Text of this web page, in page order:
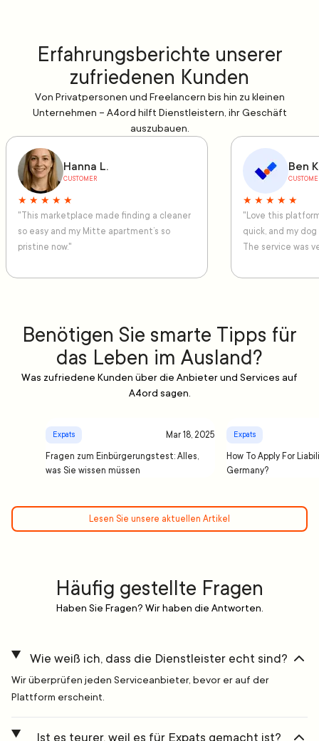
Erfahrungsberichte unserer
zufriedenen Kunden
Von Privatpersonen und Freelancern bis hin zu kleinen
Unternehmen – A4ord hilft Dienstleistern, ihr Geschäft
auszubauen.
Hanna L.
CUSTOMER
★ ★ ★ ★ ★
"This marketplace made finding a cleaner
so easy and my Mitte apartment’s so
pristine now."
Ben
★ ★ ★ ★ ★
"Love this
quick, and my
The service was
Benötigen Sie smarte Tipps für
das Leben im Ausland?
Was zufriedene Kunden über die Anbieter und Services auf
A4ord sagen.
Expats Mar 18, 2025
Fragen zum Einbürgerungstest: Alles,
was Sie wissen müssen
Expats
How To Apply For
Germany?
Lesen Sie unsere aktuellen Artikel
Häufig gestellte Fragen
Haben Sie Fragen? Wir haben die Antworten.
Wie weiß ich, dass die Dienstleister echt sind?
Wir überprüfen jeden Serviceanbieter, bevor er auf der
Plattform erscheint.
Ist es teurer, weil es für Expats gemacht ist?